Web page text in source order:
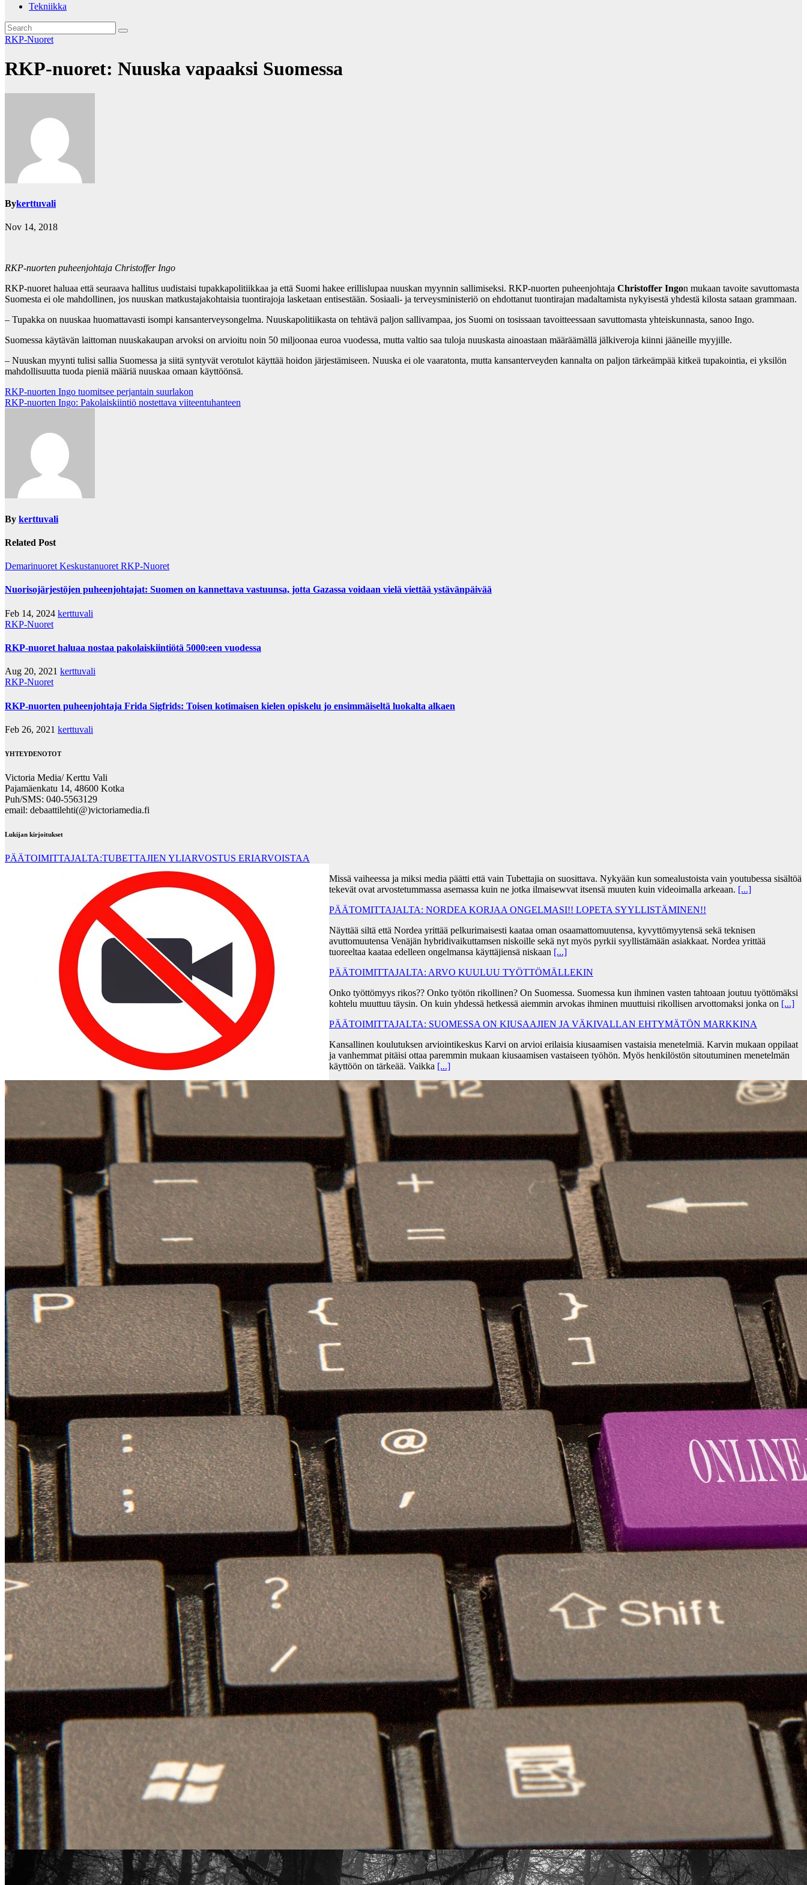
Tekniikka
RKP-Nuoret
RKP-nuoret: Nuuska vapaaksi Suomessa
Bykerttuvali
Nov 14, 2018
RKP-nuorten puheenjohtaja Christoffer Ingo
RKP-nuoret haluaa että seuraava hallitus uudistaisi tupakkapolitiikkaa ja että Suomi hakee erillislupaa nuuskan myynnin sallimiseksi. RKP-nuorten puheenjohtaja Christoffer Ingon mukaan tavoite savuttomasta
Suomesta ei ole mahdollinen, jos nuuskan matkustajakohtaisia tuontirajoja lasketaan entisestään. Sosiaali- ja terveysministeriö on ehdottanut tuontirajan madaltamista nykyisestä yhdestä kilosta sataan grammaan.
– Tupakka on nuuskaa huomattavasti isompi kansanterveysongelma. Nuuskapolitiikasta on tehtävä paljon sallivampaa, jos Suomi on tosissaan tavoitteessaan savuttomasta yhteiskunnasta, sanoo Ingo.
Suomessa käytävän laittoman nuuskakaupan arvoksi on arvioitu noin 50 miljoonaa euroa vuodessa, mutta valtio saa tuloja nuuskasta ainoastaan määräämällä jälkiveroja kiinni jääneille myyjille.
– Nuuskan myynti tulisi sallia Suomessa ja siitä syntyvät verotulot käyttää hoidon järjestämiseen. Nuuska ei ole vaaratonta, mutta kansanterveyden kannalta on paljon tärkeämpää kitkeä tupakointia, ei yksilön
mahdollisuutta tuoda pieniä määriä nuuskaa omaan käyttöönsä.
Post
navigation
RKP-nuorten Ingo tuomitsee perjantain suurlakon
RKP-nuorten Ingo: Pakolaiskiintiö nostettava viiteentuhanteen
By kerttuvali
Related Post
Demarinuoret Keskustanuoret RKP-Nuoret
Nuorisojärjestöjen puheenjohtajat: Suomen on kannettava vastuunsa, jotta Gazassa voidaan vielä viettää ystävänpäivää
Feb 14, 2024 kerttuvali
RKP-Nuoret
RKP-nuoret haluaa nostaa pakolaiskiintiötä 5000:een vuodessa
Aug 20, 2021 kerttuvali
RKP-Nuoret
RKP-nuorten puheenjohtaja Frida Sigfrids: Toisen kotimaisen kielen opiskelu jo ensimmäiseltä luokalta alkaen
Feb 26, 2021 kerttuvali
YHTEYDENOTOT
Victoria Media/ Kerttu Vali
Pajamäenkatu 14, 48600 Kotka
Puh/SMS: 040-5563129
email: debaattilehti(@)victoriamedia.fi
Lukijan kirjoitukset
PÄÄTOIMITTAJALTA:TUBETTAJIEN YLIARVOSTUS ERIARVOISTAA
Missä vaiheessa ja miksi media päätti että vain Tubettajia on suosittava. Nykyään kun somealustoista vain youtubessa sisältöä
tekevät ovat arvostetummassa asemassa kuin ne jotka ilmaisewvat itsensä muuten kuin videoimalla arkeaan. [...]
PÄÄTOMITTAJALTA: NORDEA KORJAA ONGELMASI!! LOPETA SYYLLISTÄMINEN!!
Näyttää siltä että Nordea yrittää pelkurimaisesti kaataa oman osaamattomuutensa, kyvyttömyytensä sekä teknisen
avuttomuutensa Venäjän hybridivaikuttamsen niskoille sekä nyt myös pyrkii syyllistämään asiakkaat. Nordea yrittää
tuoreeltaa kaataa edelleen ongelmansa käyttäjiensä niskaan [...]
PÄÄTOIMITTAJALTA: ARVO KUULUU TYÖTTÖMÄLLEKIN
Onko työttömyys rikos?? Onko työtön rikollinen? On Suomessa. Suomessa kun ihminen vasten tahtoaan joutuu työttömäksi
kohtelu muuttuu täysin. On kuin yhdessä hetkessä aiemmin arvokas ihminen muuttuisi rikollisen arvottomaksi jonka on [...]
PÄÄTOIMITTAJALTA: SUOMESSA ON KIUSAAJIEN JA VÄKIVALLAN EHTYMÄTÖN MARKKINA
Kansallinen koulutuksen arviointikeskus Karvi on arvioi erilaisia kiusaamisen vastaisia menetelmiä. Karvin mukaan oppilaat
ja vanhemmat pitäisi ottaa paremmin mukaan kiusaamisen vastaiseen työhön. Myös henkilöstön sitoutuminen menetelmän
käyttöön on tärkeää. Vaikka [...]